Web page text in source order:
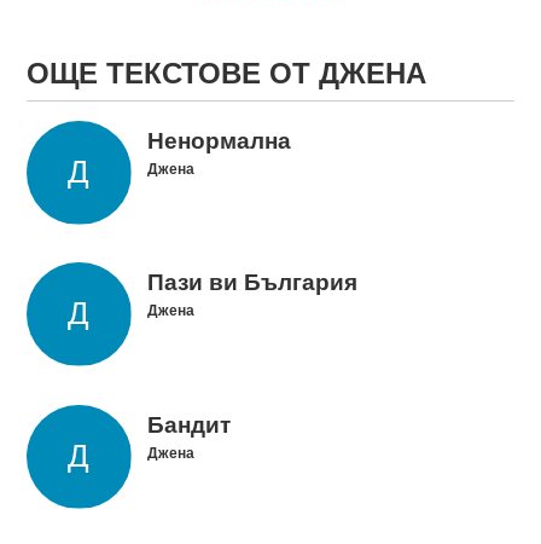
ОЩЕ ТЕКСТОВЕ ОТ ДЖЕНА
Ненормална
Джена
Пази ви България
Джена
Бандит
Джена